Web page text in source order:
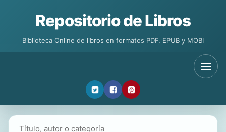
Repositorio de Libros
Biblioteca Online de libros en formatos PDF, EPUB y MOBI